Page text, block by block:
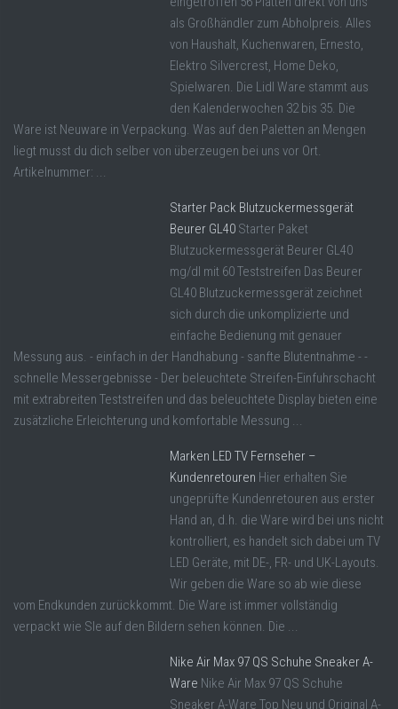
als Großhändler zum Abholpreis. Alles
von Haushalt, Kuchenwaren, Ernesto,
Elektro Silvercrest, Home Deko,
Spielwaren. Die Lidl Ware stammt aus
den Kalenderwochen 32 bis 35. Die
Ware ist Neuware in Verpackung. Was auf den Paletten an Mengen
liegt musst du dich selber von überzeugen bei uns vor Ort.
Artikelnummer: ...
Starter Pack Blutzuckermessgerät
Beurer GL40 Starter Paket
Blutzuckermessgerät Beurer GL40
mg/dl mit 60 Teststreifen Das Beurer
GL40 Blutzuckermessgerät zeichnet
sich durch die unkomplizierte und
einfache Bedienung mit genauer
Messung aus. - einfach in der Handhabung - sanfte Blutentnahme - -
schnelle Messergebnisse - Der beleuchtete Streifen-Einfuhrschacht
mit extrabreiten Teststreifen und das beleuchtete Display bieten eine
zusätzliche Erleichterung und komfortable Messung ...
Marken LED TV Fernseher –
Kundenretouren Hier erhalten Sie
ungeprüfte Kundenretouren aus erster
Hand an, d.h. die Ware wird bei uns nicht
kontrolliert, es handelt sich dabei um TV
LED Geräte, mit DE-, FR- und UK-Layouts.
Wir geben die Ware so ab wie diese
vom Endkunden zurückkommt. Die Ware ist immer vollständig
verpackt wie SIe auf den Bildern sehen können. Die ...
Nike Air Max 97 QS Schuhe Sneaker A-
Ware Nike Air Max 97 QS Schuhe
Sneaker A-Ware Top Neu und Original A-